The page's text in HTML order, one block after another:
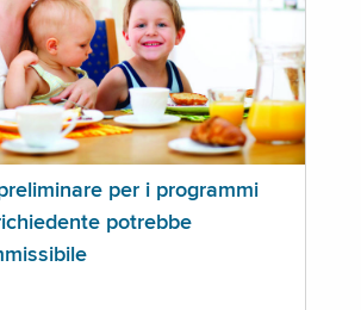
per i programmi
potrebbe